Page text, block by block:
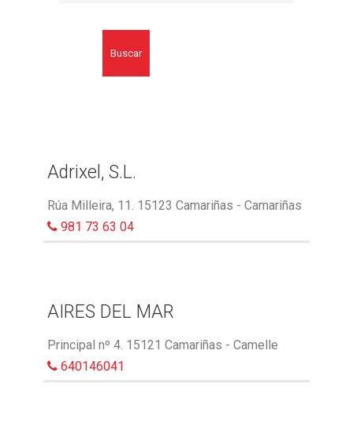
Buscar
Adrixel, S.L.
Rúa Milleira, 11. 15123 Camariñas - Camariñas
981 73 63 04
AIRES DEL MAR
Principal nº 4. 15121 Camariñas - Camelle
640146041